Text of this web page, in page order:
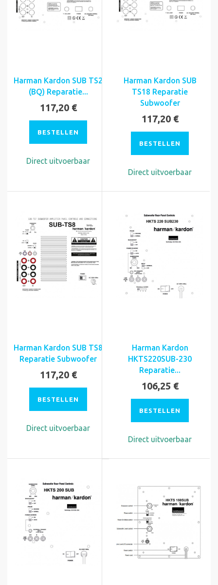
Harman Kardon SUB TS2
(BQ) Reparatie...
117,20 €
BESTELLEN
Direct uitvoerbaar
Harman Kardon SUB
TS18 Reparatie
Subwoofer
117,20 €
BESTELLEN
Direct uitvoerbaar
Harman Kardon SUB TS8
Reparatie Subwoofer
117,20 €
BESTELLEN
Direct uitvoerbaar
Harman Kardon
HKTS220SUB-230
Reparatie...
106,25 €
BESTELLEN
Direct uitvoerbaar